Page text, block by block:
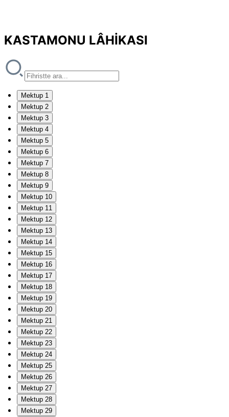
KASTAMONU LÂHİKASI
Mektup 1
Mektup 2
Mektup 3
Mektup 4
Mektup 5
Mektup 6
Mektup 7
Mektup 8
Mektup 9
Mektup 10
Mektup 11
Mektup 12
Mektup 13
Mektup 14
Mektup 15
Mektup 16
Mektup 17
Mektup 18
Mektup 19
Mektup 20
Mektup 21
Mektup 22
Mektup 23
Mektup 24
Mektup 25
Mektup 26
Mektup 27
Mektup 28
Mektup 29